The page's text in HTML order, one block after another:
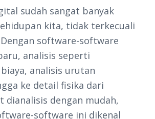
sudah sangat banyak
kita, tidak terkecuali
software-software
analisis seperti
analisis urutan
ke detail fisika dari
dianalisis dengan mudah,
software ini dikenal